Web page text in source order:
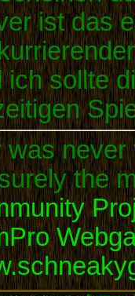
ist das
ich sollte
was never
the